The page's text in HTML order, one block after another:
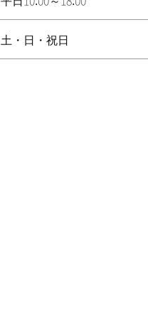
土・日・祝日